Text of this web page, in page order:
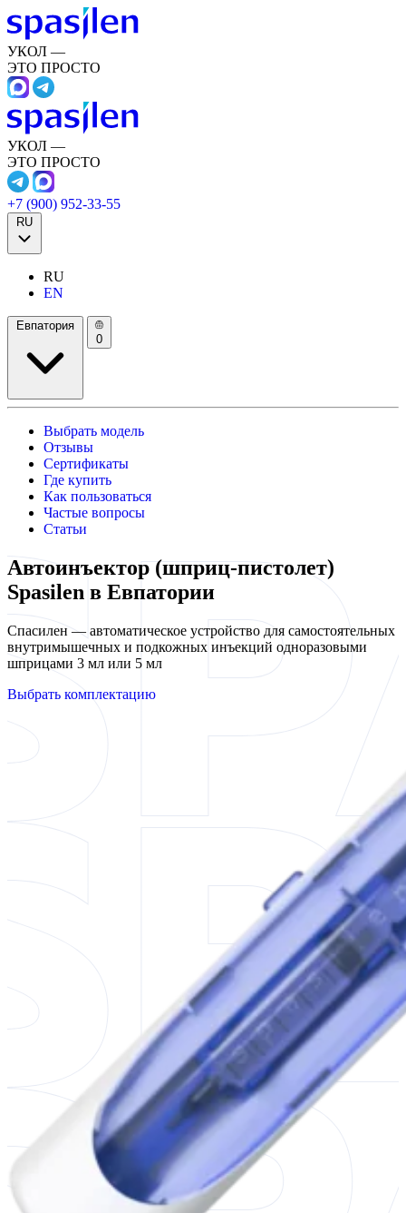
УКОЛ —
ЭТО ПРОСТО
УКОЛ —
ЭТО ПРОСТО
+7 (900) 952-33-55
RU
RU
EN
Евпатория
0
Выбрать модель
Отзывы
Сертификаты
Где купить
Как пользоваться
Частые вопросы
Статьи
Автоинъектор (шприц-пистолет)
Spasilen в Евпатории
Спасилен — автоматическое устройство для самостоятельных
внутримышечных и подкожных инъекций одноразовыми
шприцами 3 мл или 5 мл
Выбрать комплектацию